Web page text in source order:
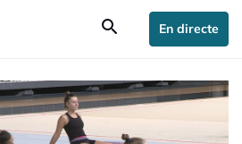
search En directe